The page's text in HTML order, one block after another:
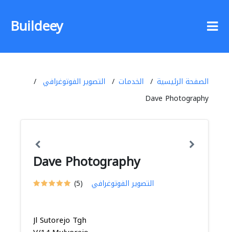
Buildeey
الصفحة الرئيسية الخدمات
التصوير الفوتوغرافي
Dave Photography
Dave Photography
(5) التصوير الفوتوغرافي
Jl Sutorejo Tgh